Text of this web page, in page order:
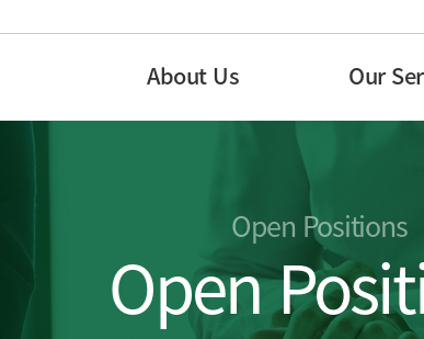
About Us Our
Open Positions
Open